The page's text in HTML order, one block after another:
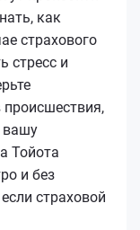
как
страхового
стресс и
происшествия,
вашу
Тойота
и без
страховой